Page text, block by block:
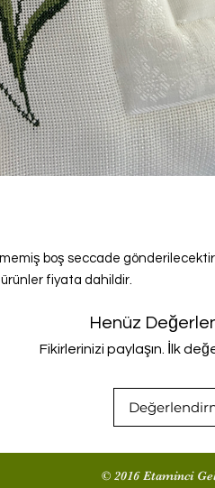
boş seccade
fiyata dahildir.
Henüz
Fikirlerinizi paylaşın. İlk
© 2016 Etaminci